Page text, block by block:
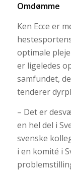
Omdømme
Ken Ecce er
optimale
er ligeledes
samfundet,
tenderer
– Det er
en hel del i
svenske
i en komité i